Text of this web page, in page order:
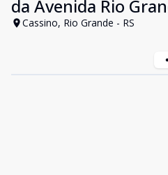
da Avenida Rio
Cassino, Rio Grande - RS